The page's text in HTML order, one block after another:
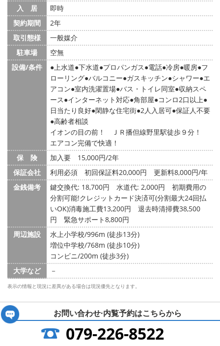
入 居
即時
契約期間
2年
取引態様
一般媒介
駐車場
空無
設備/条件
上水道 下水道 プロパンガス 電話 冷房 暖房 フ
ローリング バルコニー ガスキッチン シャワー エ
アコン 室内洗濯置場 バス・トイレ同室 収納スペ
ース インターネット対応 角部屋 コンロ2口以上
日当たり良好 閑静な住宅街 2人入居可 保証人不要
高齢者相談
イオンの目の前！ ＪＲ播但線野里駅徒歩９分！
エアコン完備で快適！
保 険
加入要 15,000円/2年
保証会社
利用必須 初回保証料20,000円 更新料8,000円/年
金銭備考
鍵交換代: 18,700円 水道代: 2,000円
初期費用の
分割可能!クレジットカード決済可(分割最大24回払
いOK)消毒施工費13,200円 退去時清掃費38,500
円 緊急サポート8,800円
周辺施設
水上小学校/996m (徒歩13分)
増位中学校/768m (徒歩10分)
コンビニ/200m (徒歩3分)
大学など
－
表示の情報と現況に差異がある場合は現況優先となります。
お問い合わせ·内覧予約はこちらから
079-226-8522